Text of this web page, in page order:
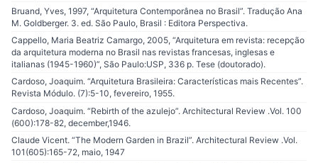
Bruand, Yves, 1997, “Arquitetura Contemporânea no Brasil”. Tradução Ana
M. Goldberger. 3. ed. São Paulo, Brasil : Editora Perspectiva.
Cappello, Maria Beatriz Camargo, 2005, “Arquitetura em revista: recepção
da arquitetura moderna no Brasil nas revistas francesas, inglesas e
italianas (1945-1960)”, São Paulo:USP, 336 p. Tese (doutorado).
Cardoso, Joaquim. “Arquitetura Brasileira: Características mais Recentes”.
Revista Módulo. (7):5-10, fevereiro, 1955.
Cardoso, Joaquim. “Rebirth of the azulejo”. Architectural Review .Vol. 100
(600):178-82, december,1946.
Claude Vicent. “The Modern Garden in Brazil”. Architectural Review .Vol.
101(605):165-72, maio, 1947